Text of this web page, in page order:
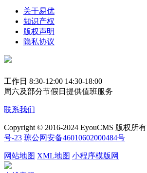
关于易优
知识产权
版权声明
隐私协议
工作日 8:30-12:00 14:30-18:00
周六及部分节假日提供值班服务
联系我们
Copyright © 2016-2024 EyouCMS 版权所有
号-23 琼公网安备46010602000484号
网站地图 XML地图 小程序模版网